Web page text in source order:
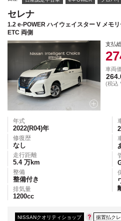
セレナ
1.2 e-POWER ハイウェイスター V メモ
ETC 両側
支払
車両
(税込
年式
2022(R04)年
修復歴
なし
走行距離
5.4 万km
整備
整備付き
排気量
1200cc
NISSANクオリティショップ
据置払ク